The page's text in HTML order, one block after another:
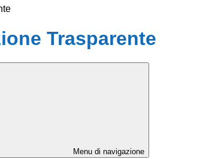
Trasparente
Menu di navigazione